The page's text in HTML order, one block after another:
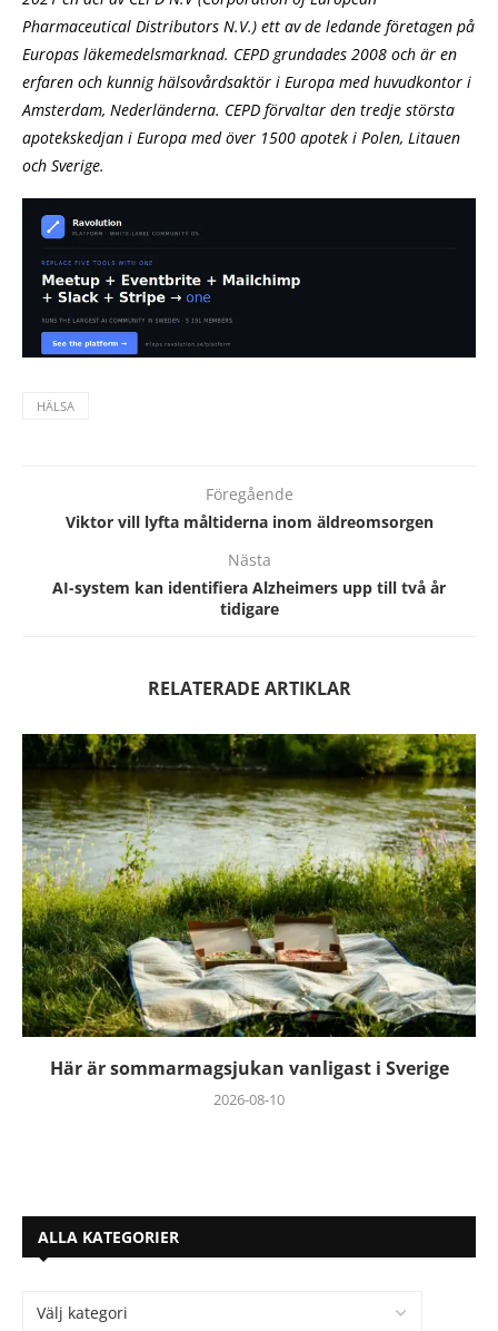
Pharmaceutical Distributors N.V.) ett av de ledande företagen på
Europas läkemedelsmarknad. CEPD grundades 2008 och är en
erfaren och kunnig hälsovårdsaktör i Europa med huvudkontor i
Amsterdam, Nederländerna. CEPD förvaltar den tredje största
apotekskedjan i Europa med över 1500 apotek i Polen, Litauen
och Sverige.
HÄLSA
Föregående
Viktor vill lyfta måltiderna inom äldreomsorgen
Nästa
AI-system kan identifiera Alzheimers upp till två år
tidigare
RELATERADE ARTIKLAR
Här är sommarmagsjukan vanligast i Sverige
2026-08-10
ALLA KATEGORIER